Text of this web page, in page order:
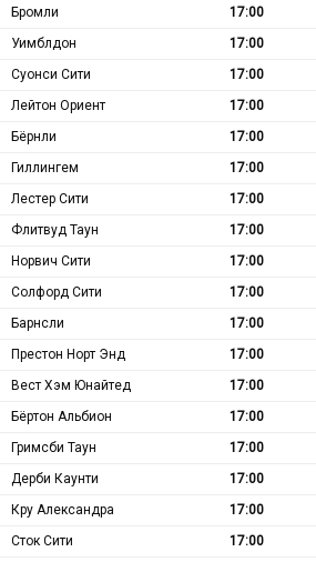
Бромли
17:00
Уимблдон
17:00
Суонси Сити
17:00
Лейтон Ориент
17:00
Бёрнли
17:00
Гиллингем
17:00
Лестер Сити
17:00
Флитвуд Таун
17:00
Норвич Сити
17:00
Солфорд Сити
17:00
Барнсли
17:00
Престон Норт Энд
17:00
Вест Хэм Юнайтед
17:00
Бёртон Альбион
17:00
Гримсби Таун
17:00
Дерби Каунти
17:00
Кру Александра
17:00
Сток Сити
17:00